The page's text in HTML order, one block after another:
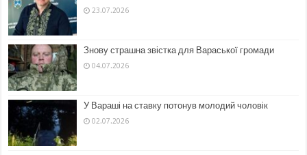
23.07.2026
Знову страшна звістка для Вараської громади
04.07.2026
У Вараші на ставку потонув молодий чоловік
02.07.2026